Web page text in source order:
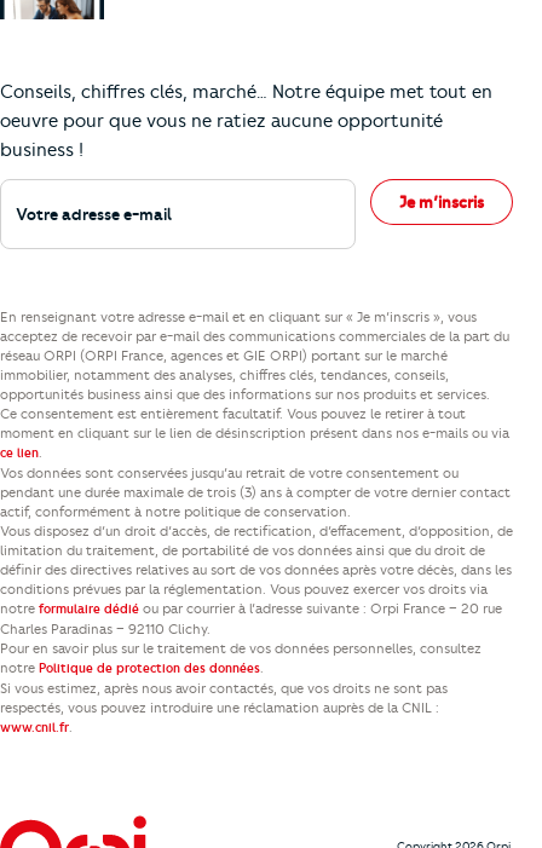
Conseils, chiffres clés, marché… Notre équipe met tout en
oeuvre pour que vous ne ratiez aucune opportunité
business !
Votre adresse e-mail
Je m’inscris
En renseignant votre adresse e-mail et en cliquant sur « Je m’inscris », vous
acceptez de recevoir par e-mail des communications commerciales de la part du
réseau ORPI (ORPI France, agences et GIE ORPI) portant sur le marché
immobilier, notamment des analyses, chiffres clés, tendances, conseils,
opportunités business ainsi que des informations sur nos produits et services.
Ce consentement est entièrement facultatif. Vous pouvez le retirer à tout
moment en cliquant sur le lien de désinscription présent dans nos e-mails ou via
ce lien.
Vos données sont conservées jusqu’au retrait de votre consentement ou
pendant une durée maximale de trois (3) ans à compter de votre dernier contact
actif, conformément à notre politique de conservation.
Vous disposez d’un droit d’accès, de rectification, d’effacement, d’opposition, de
limitation du traitement, de portabilité de vos données ainsi que du droit de
définir des directives relatives au sort de vos données après votre décès, dans les
conditions prévues par la réglementation. Vous pouvez exercer vos droits via
notre formulaire dédié ou par courrier à l’adresse suivante : Orpi France – 20 rue
Charles Paradinas – 92110 Clichy.
Pour en savoir plus sur le traitement de vos données personnelles, consultez
notre Politique de protection des données.
Si vous estimez, après nous avoir contactés, que vos droits ne sont pas
respectés, vous pouvez introduire une réclamation auprès de la CNIL :
www.cnil.fr.